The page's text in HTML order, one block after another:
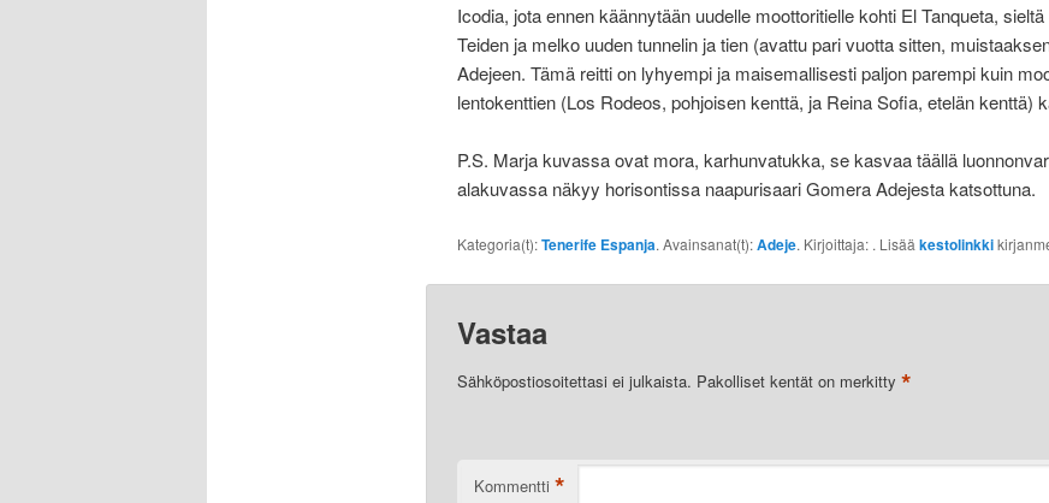
Icodia, jota ennen käännytään uudelle moottoritielle kohti El Tanqueta,
Teiden ja melko uuden tunnelin ja tien (avattu pari vuotta sitten,
Adejeen. Tämä reitti on lyhyempi ja maisemallisesti paljon parempi kuin
lentokenttien (Los Rodeos, pohjoisen kenttä, ja Reina Sofia, etelän kenttä)
P.S. Marja kuvassa ovat mora, karhunvatukka, se kasvaa täällä
alakuvassa näkyy horisontissa naapurisaari Gomera Adejesta katsottuna.
Kategoria(t):Tenerife Espanja. Avainsanat(t):Adeje. Kirjoittaja: . Lisää kestolinkki
Vastaa
Sähköpostiosoitettasi ei julkaista. Pakolliset kentät on merkitty *
Kommentti *